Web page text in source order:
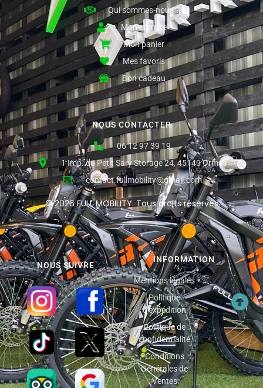
Qui sommes-nous ?
Mon compte
Mon panier
Mes favoris
Bon cadeau
NOUS CONTACTER
06 12 97 39 19
1 Imp. du Petit Sary Storage 24, 45140 Ormes
contact.fullmobility@gmail.com
© 2026 FULL MOBILITY. Tous droits réservés
NOUS SUIVRE
INFORMATION
Mentions légales
Politique
d'expédition
Politique de
confidentialité
Conditions
Générales de
Ventes